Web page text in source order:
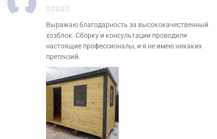
Выражаю благодарность за высококачественный
хозблок. Сборку и консультации проводили
настоящие профессионалы, и я не имею никаких
претензий.